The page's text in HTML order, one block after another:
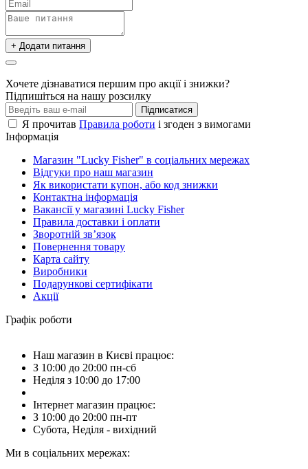
+ Додати питання
Хочете дізнаватися першим про акції і знижки?
Підпишіться на нашу розсилку
Підписатися
Я прочитав Правила роботи і згоден з вимогами
Інформація
Магазин "Lucky Fisher" в соціальних мережах
Відгуки про наш магазин
Як використати купон, або код знижки
Контактна інформація
Вакансії у магазині Lucky Fisher
Правила доставки і оплати
Зворотній зв’язок
Повернення товару
Карта сайту
Виробники
Подарункові сертифікати
Акції
Графік роботи
Наш магазин в Києві працює:
З 10:00 до 20:00 пн-сб
Неділя з 10:00 до 17:00
Інтернет магазин працює:
З 10:00 до 20:00 пн-пт
Субота, Неділя - вихідний
Ми в соціальних мережах: